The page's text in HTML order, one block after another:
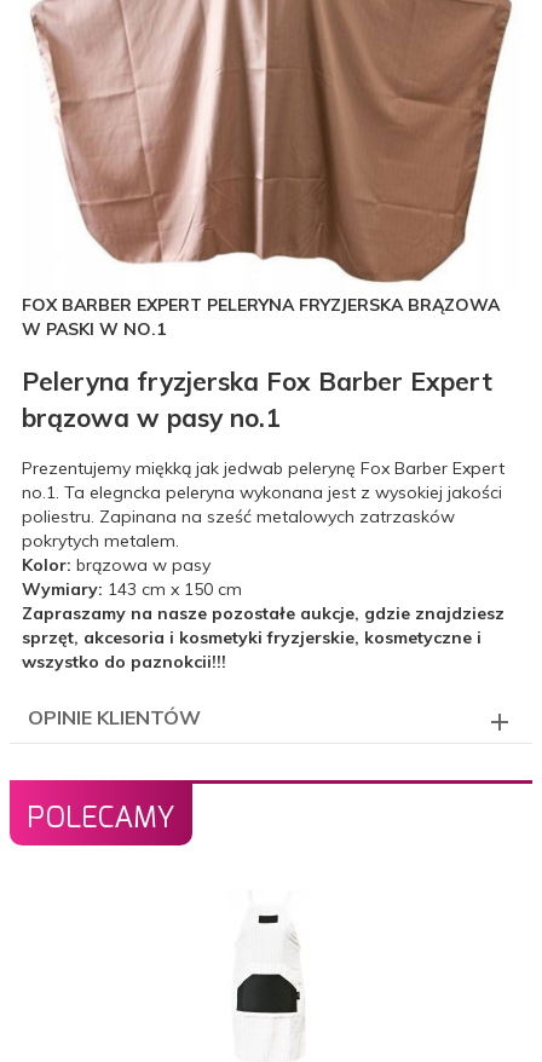
FOX BARBER EXPERT PELERYNA FRYZJERSKA BRĄZOWA
W PASKI W NO.1
Peleryna fryzjerska Fox Barber Expert
brązowa w pasy no.1
Prezentujemy miękką jak jedwab pelerynę Fox Barber Expert
no.1. Ta elegncka peleryna wykonana jest z wysokiej jakości
poliestru. Zapinana na sześć metalowych zatrzasków
pokrytych metalem.
Kolor: brązowa w pasy
Wymiary: 143 cm x 150 cm
Zapraszamy na nasze pozostałe aukcje, gdzie znajdziesz
sprzęt, akcesoria i kosmetyki fryzjerskie, kosmetyczne i
wszystko do paznokcii!!!
OPINIE KLIENTÓW
POLECAMY